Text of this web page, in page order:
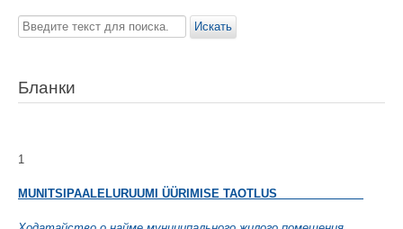
Искать... Искать
Бланки
1
MUNITSIPAALELURUUMI ÜÜRIMISE TAOTLUS